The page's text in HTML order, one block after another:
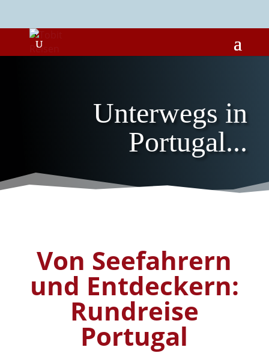
Unterwegs in
Portugal...
Von Seefahrern
und Entdeckern:
Rundreise
Portugal